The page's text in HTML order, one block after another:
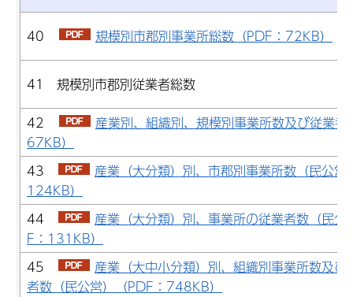
40 規模別市郡別事業所総数（PDF：72KB）
41 規模別市郡別従業者総数
42
産業別、組織別、規模別事業所数及び従業者
67KB）
43
産業（大分類）別、市郡別事業所数（民公営
124KB）
44
産業（大分類）別、事業所の従業者数（民公
F：131KB）
45
産業（大中小分類）別、組織別事業所数及び
者数（民公営）（PDF：748KB）